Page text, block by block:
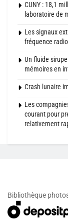
CUNY : 18,1
laboratoire de
Les signaux
fréquence
Un fluide
mémoires en
Crash lunaire
Les
courant pour
relativement
Bibliothèque